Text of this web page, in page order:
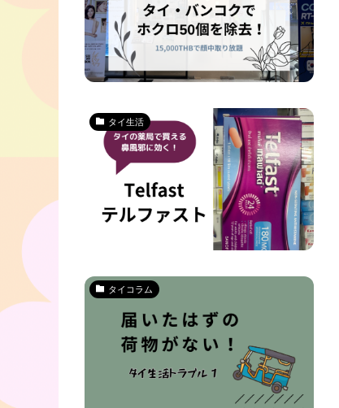
タイ生活
タイコラム